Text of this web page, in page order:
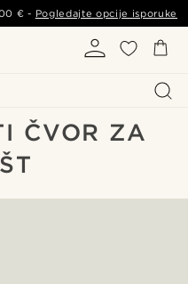
€ - Pogledajte opcije isporuke
ČVOR ZA